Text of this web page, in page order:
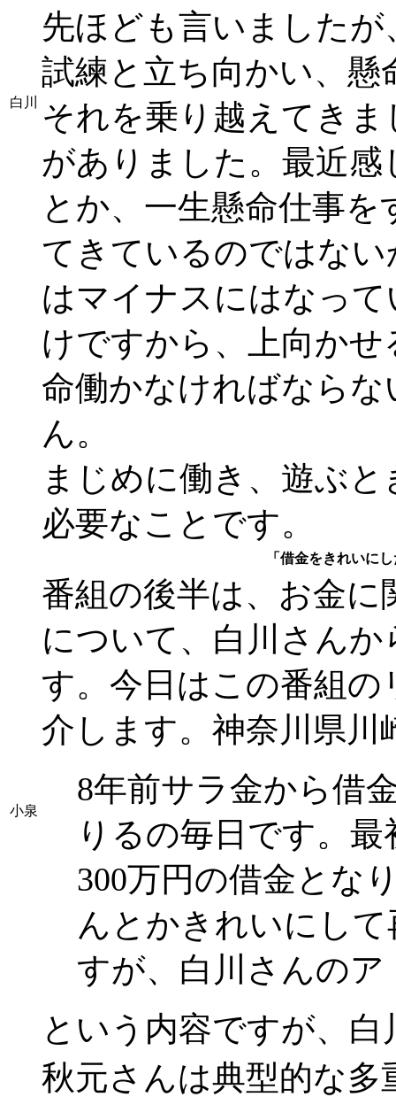
白川
先ほども言いました
試練と立ち向かい、
それを乗り越えてき
がありました。最近
とか、一生懸命仕事
てきているのではな
はマイナスにはなっ
けですから、上向か
命働かなければなら
ん。
まじめに働き、遊ぶ
必要なことです。
「借金をきれいに
小泉
番組の後半は、お金
について、白川さん
す。今日はこの番組
介します。神奈川県
8年前サラ金から借
りるの毎日です。
300万円の借金とな
んとかきれいにし
すが、白川さんの
という内容ですが、
秋元さんは典型的な